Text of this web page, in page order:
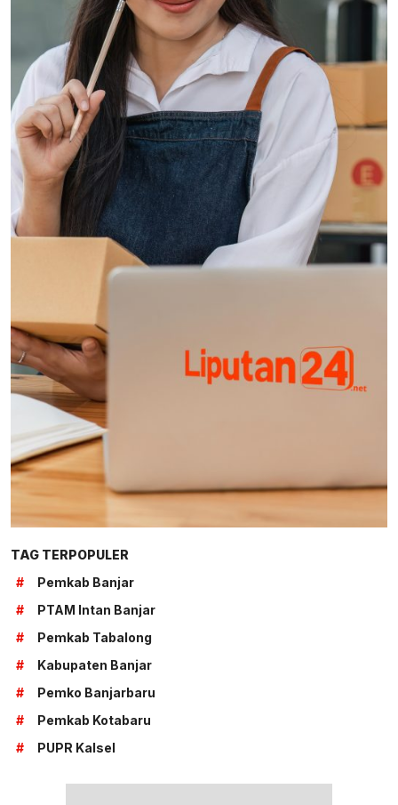
TAG TERPOPULER
#
Pemkab Banjar
#
PTAM Intan Banjar
#
Pemkab Tabalong
#
Kabupaten Banjar
#
Pemko Banjarbaru
#
Pemkab Kotabaru
#
PUPR Kalsel